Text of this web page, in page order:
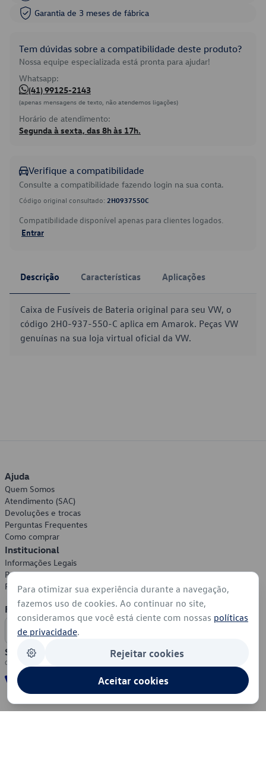
Garantia de 3 meses de fábrica
Tem dúvidas sobre a compatibilidade deste produto?
Nossa equipe especializada está pronta para ajudar!
Whatsapp:
(41) 99125-2143
(apenas mensagens de texto, não atendemos ligações)
Horário de atendimento:
Segunda à sexta, das 8h às 17h.
Verifique a compatibilidade
Consulte a compatibilidade fazendo login na sua conta.
Código original consultado: 2H0937550C
Compatibilidade disponível apenas para clientes logados.
Entrar
Descrição Características Aplicações
Caixa de Fusíveis de Bateria original para seu VW, o
código 2H0-937-550-C aplica em Amarok. Peças VW
genuínas na sua loja virtual oficial da VW.
Ajuda
Quem Somos
Atendimento (SAC)
Devoluções e trocas
Perguntas Frequentes
Como comprar
Institucional
Informações Legais
Política de Privacidade
Política de Cookies
Formas de Pagamento
Segurança
Para otimizar sua experiência durante a navegação,
fazemos uso de cookies. Ao continuar no site,
consideramos que você está ciente com nossas políticas
de privacidade.
Rejeitar cookies
Aceitar cookies